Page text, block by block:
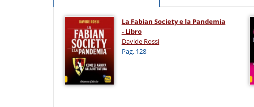
La Fabian Society e la Pandemia
- Libro
Davide Rossi
Pag. 128